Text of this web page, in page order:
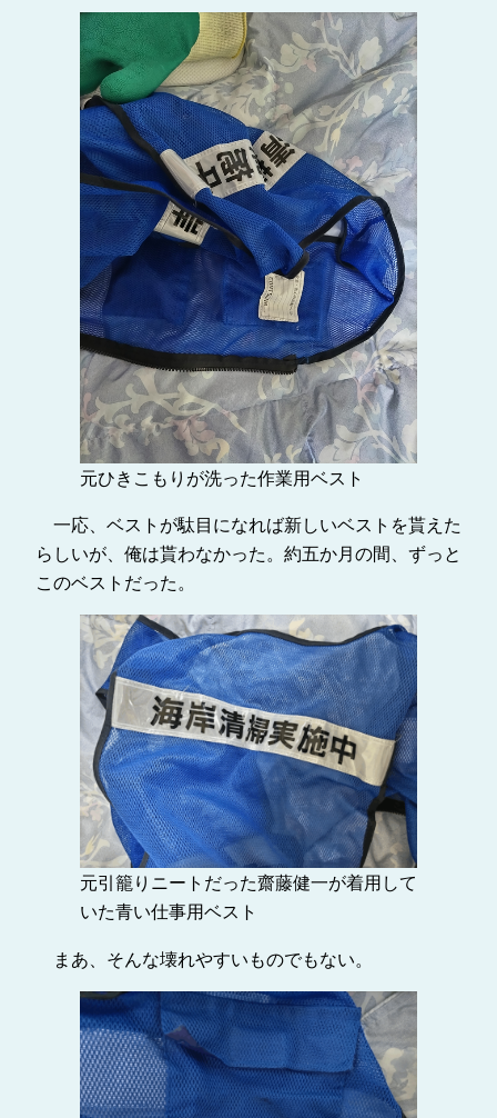
元ひきこもりが洗った作業用ベスト
一応、ベストが駄目になれば新しいベストを貰えた
らしいが、俺は貰わなかった。約五か月の間、ずっと
このベストだった。
元引籠りニートだった齋藤健一が着用して
いた青い仕事用ベスト
まあ、そんな壊れやすいものでもない。